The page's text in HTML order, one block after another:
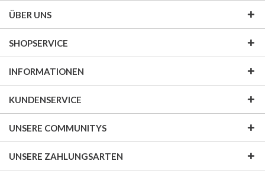
ÜBER UNS
SHOPSERVICE
INFORMATIONEN
KUNDENSERVICE
UNSERE COMMUNITYS
UNSERE ZAHLUNGSARTEN